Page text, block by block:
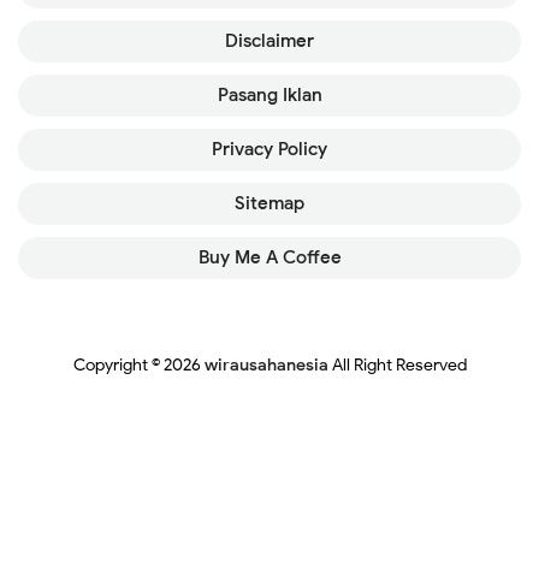
Disclaimer
Pasang Iklan
Privacy Policy
Sitemap
Buy Me A Coffee
Copyright ©2026 wirausahanesia All Right Reserved